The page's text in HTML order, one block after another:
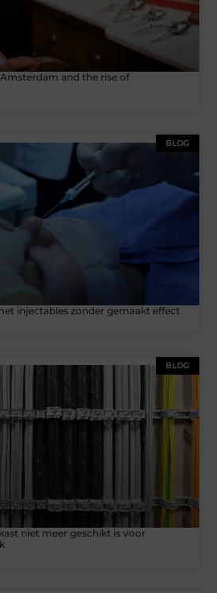
and the rise of
BLOG
injectables zonder gemaakt effect
BLOG
niet meer geschikt is voor